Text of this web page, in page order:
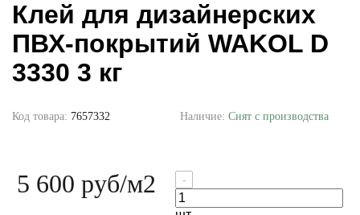
Клей для дизайнерских
ПВХ-покрытий WAKOL D
3330 3 кг
Код товара: 7657332 Наличие: Снят с производства
5 600 руб/м2 -